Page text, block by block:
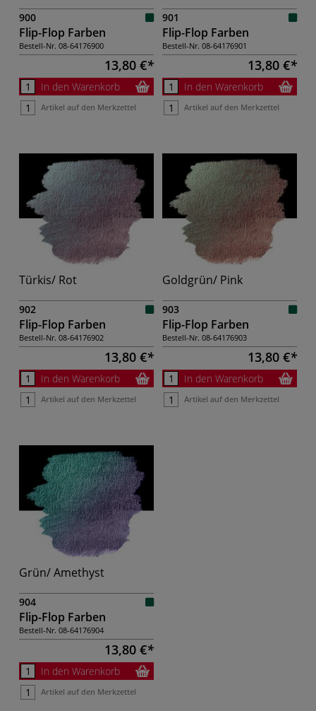
900
Flip-Flop Farben
Bestell-Nr. 08-64176900
13,80 €
In den Warenkorb
Artikel auf den Merkzettel
901
Flip-Flop Farben
Bestell-Nr. 08-64176901
13,80 €
In den Warenkorb
Artikel auf den Merkzettel
Türkis/ Rot
902
Flip-Flop Farben
Bestell-Nr. 08-64176902
13,80 €
In den Warenkorb
Artikel auf den Merkzettel
Goldgrün/ Pink
903
Flip-Flop Farben
Bestell-Nr. 08-64176903
13,80 €
In den Warenkorb
Artikel auf den Merkzettel
Grün/ Amethyst
904
Flip-Flop Farben
Bestell-Nr. 08-64176904
13,80 €
In den Warenkorb
Artikel auf den Merkzettel